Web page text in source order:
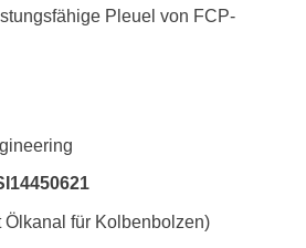
Pleuel von FCP-
Ölkanal für Kolbenbolzen)